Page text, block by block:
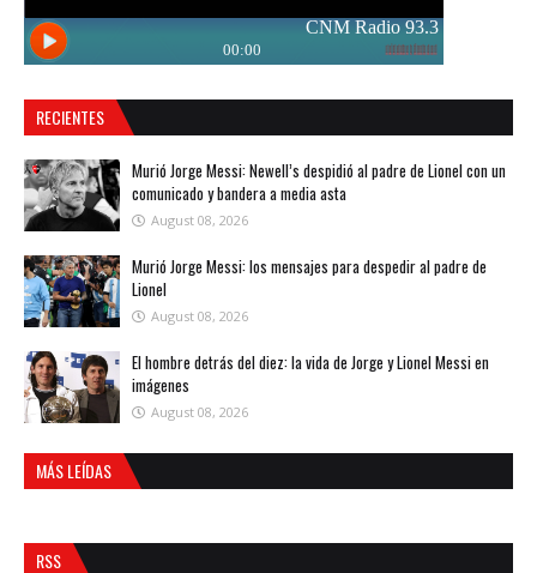
RECIENTES
Murió Jorge Messi: Newell’s despidió al padre de Lionel con un
comunicado y bandera a media asta
August 08, 2026
Murió Jorge Messi: los mensajes para despedir al padre de
Lionel
August 08, 2026
El hombre detrás del diez: la vida de Jorge y Lionel Messi en
imágenes
August 08, 2026
MÁS LEÍDAS
RSS